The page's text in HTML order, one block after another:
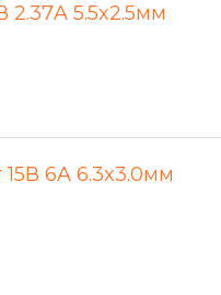
2.37A 5.5x2.5мм
6A 6.3x3.0мм